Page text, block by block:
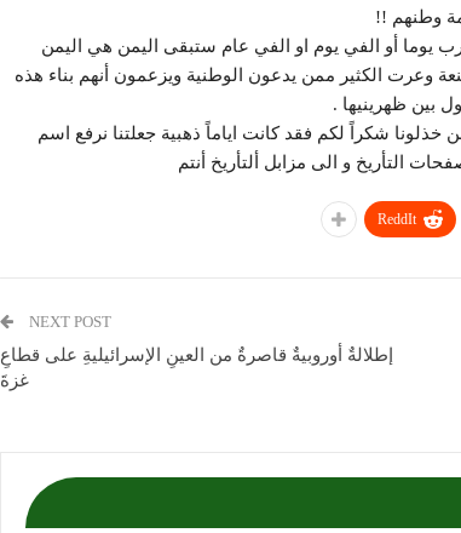
وطنهم !!
يوما أو الفي يوم او الفي عام ستبقى اليمن هي اليمن
وعرت الكثير ممن يدعون الوطنية ويزعمون أنهم بناء هذه
بين ظهرينيها .
خذلونا شكراً لكم فقد كانت اياماً ذهبية جعلتنا نرفع اسم
التأريخ و الى مزابل ألتأريخ أنتم
ReddIt
NEXT POST
إطلالةٌ أوروبيةٌ قاصرةٌ من العينِ الإسرائيليةِ على قطاعِ
غزةَ